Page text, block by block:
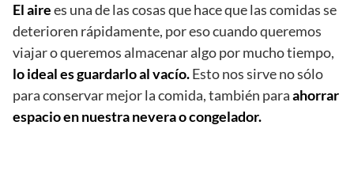
El airees una de las cosas que hace que las comidas se
deterioren rápidamente, por eso cuando queremos
viajar o queremos almacenar algo por mucho tiempo,
lo ideal es guardarlo al vacío.Esto nos sirve no sólo
para conservar mejor la comida, también paraahorrar
espacio en nuestra nevera o congelador.